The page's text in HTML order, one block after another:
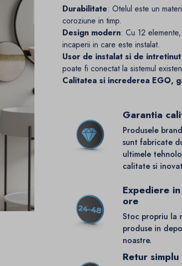
Durabilitate: Otelul este un
coroziune in timp.
Design modern: Cu 12
incaperii in care este instalat.
Usor de instalat si de intretinut
poate fi conectat la sistemul
Calitatea si increderea EGO,
Garantia
Produsele
sunt fabricate
ultimele
calitate si
Expediere
ore
Stoc propriu la
produse in
noastre.
Retur